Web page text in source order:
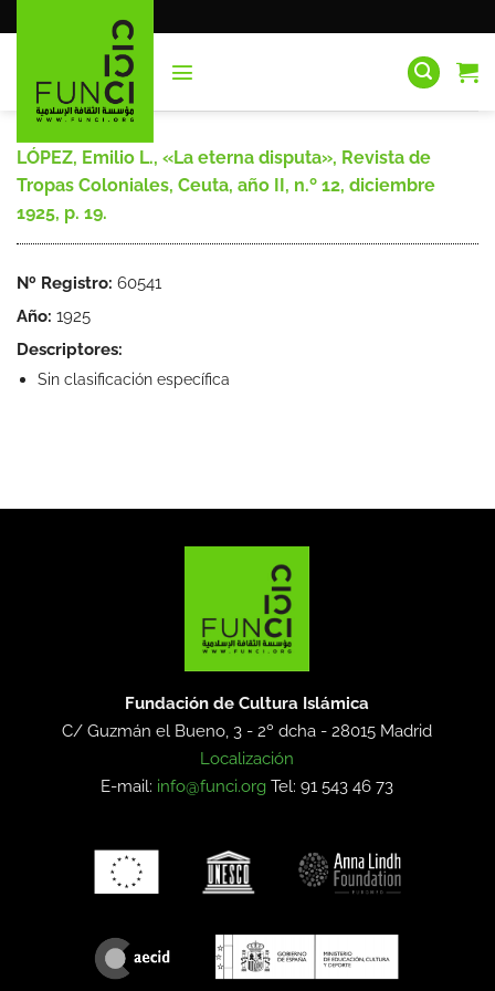
al
LÓPEZ, Emilio L., «La eterna disputa», Revista de
Tropas Coloniales, Ceuta, año II, n.º 12, diciembre
1925, p. 19.
Nº Registro: 60541
Año: 1925
Descriptores:
Sin clasificación específica
Fundación de Cultura Islámica
C/ Guzmán el Bueno, 3 - 2º dcha -28015 Madrid
Localización
E-mail: info@funci.org Tel: 91 543 46 73